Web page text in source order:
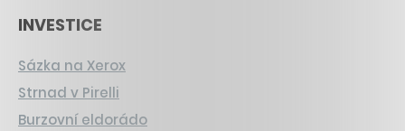
INVESTICE
Sázka na Xerox
Strnad v Pirelli
Burzovní eldorádo